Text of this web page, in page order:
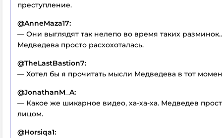
преступление.
@AnneMaza17:
— Они выглядят так нелепо во время таких
Медведева просто расхохоталась.
@TheLastBastion7:
— Хотел бы я прочитать мысли Медведева в тот
@JonathanM_A:
— Какое же шикарное видео, ха-ха-ха. Медведев
лицом.
@Horsiqa1: